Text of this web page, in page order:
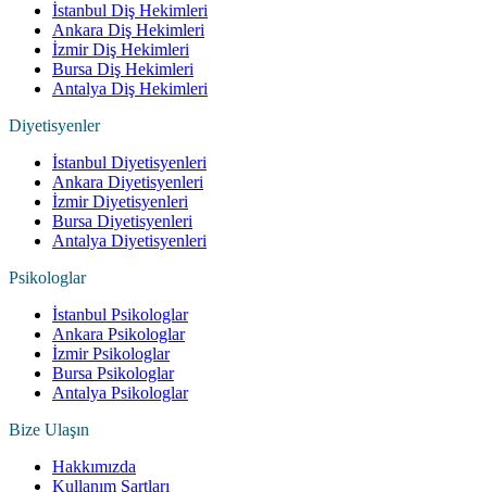
İstanbul Diş Hekimleri
Ankara Diş Hekimleri
İzmir Diş Hekimleri
Bursa Diş Hekimleri
Antalya Diş Hekimleri
Diyetisyenler
İstanbul Diyetisyenleri
Ankara Diyetisyenleri
İzmir Diyetisyenleri
Bursa Diyetisyenleri
Antalya Diyetisyenleri
Psikologlar
İstanbul Psikologlar
Ankara Psikologlar
İzmir Psikologlar
Bursa Psikologlar
Antalya Psikologlar
Bize Ulaşın
Hakkımızda
Kullanım Şartları